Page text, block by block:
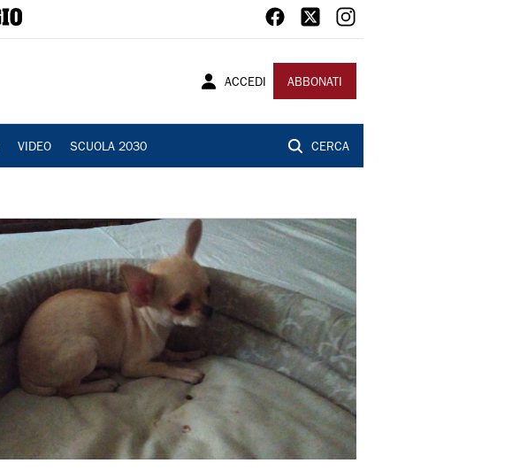
ACCEDI ABBONATI
VIDEO SCUOLA 2030 CERCA